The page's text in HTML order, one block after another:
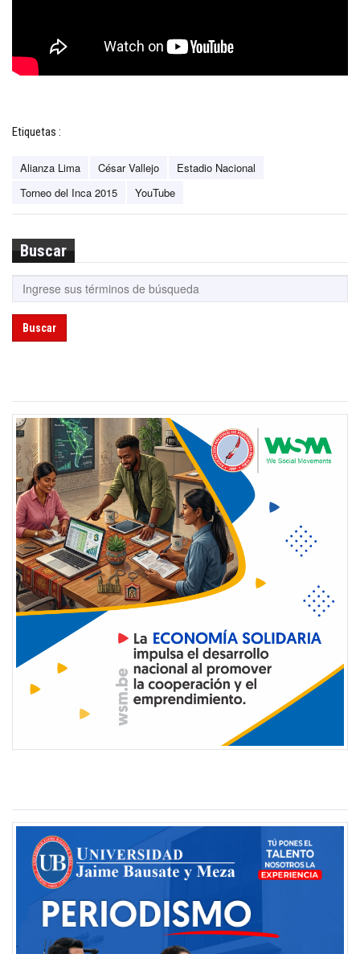
Etiquetas :
Alianza Lima César Vallejo
Estadio Nacional
Torneo del Inca 2015
YouTube
Buscar
Buscar